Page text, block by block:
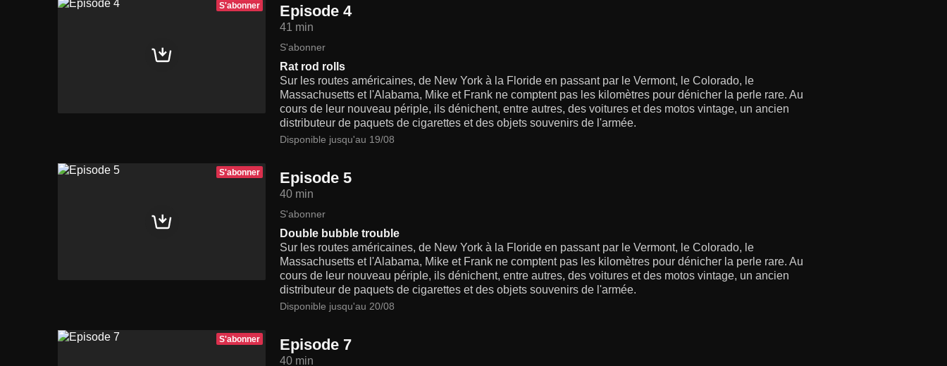
S'abonner Episode 4
41 min
S'abonner
Rat rod rolls
Sur les routes américaines, de New York à la Floride en passant par le Vermont, le Colorado, le
Massachusetts et l'Alabama, Mike et Frank ne comptent pas les kilomètres pour dénicher la perle rare. Au
cours de leur nouveau périple, ils dénichent, entre autres, des voitures et des motos vintage, un ancien
distributeur de paquets de cigarettes et des objets souvenirs de l'armée.
Disponible jusqu'au 19/08
S'abonner Episode 5
40 min
S'abonner
Double bubble trouble
Sur les routes américaines, de New York à la Floride en passant par le Vermont, le Colorado, le
Massachusetts et l'Alabama, Mike et Frank ne comptent pas les kilomètres pour dénicher la perle rare. Au
cours de leur nouveau périple, ils dénichent, entre autres, des voitures et des motos vintage, un ancien
distributeur de paquets de cigarettes et des objets souvenirs de l'armée.
Disponible jusqu'au 20/08
S'abonner Episode 7
40 min